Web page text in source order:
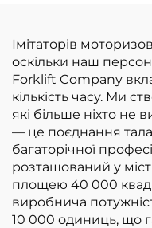
Імітаторів
оскільки наш
Forklift Company
кількість часу. Ми
які більше ніхто не
— це поєднання
багаторічної
розташований у
площею 40 000
виробнича
10 000 одиниць, що